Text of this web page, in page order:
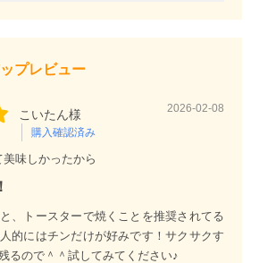
プレビュー
こいたん様
購入確認済み
2026-02-08
美味しかったから
、トースターで焼くことを推奨されてる
的にはチンだけが好みです！サクサクす
るので＾＾試してみてください♪